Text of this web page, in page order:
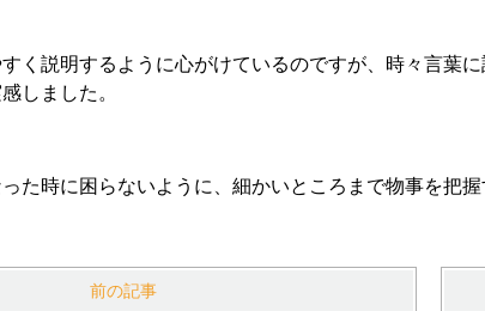
く説明するように心がけているのですが、時々言葉
しました。
った時に困らないように、細かいところまで物事を把
前の記事